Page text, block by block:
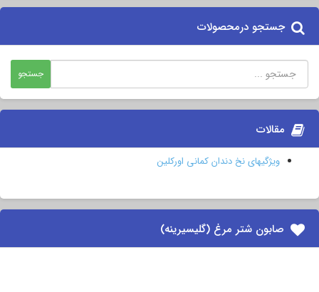
جستجو درمحصولات
مقالات
ویژگیهای نخ دندان کمانی اورکلین
صابون شتر مرغ (گلیسیرینه)